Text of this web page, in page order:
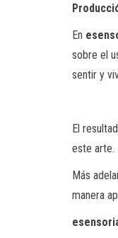
En
sobre el
sentir y
El
este arte.
Más
manera